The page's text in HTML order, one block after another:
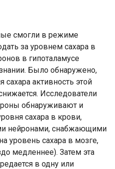
смогли в режиме
за уровнем сахара в
в гипоталамусе
Было обнаружено,
активность этой
Исследователи
обнаруживают и
сахара в крови,
нейронами, снабжающими
уровень сахара в мозге,
медленнее). Затем эта
в одну или